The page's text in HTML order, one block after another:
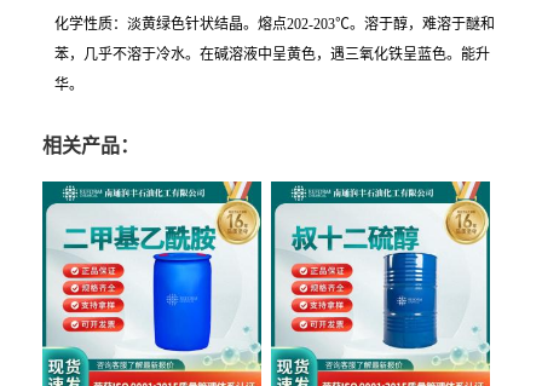
化学性质：淡黄绿色针状结晶。熔点202-203℃。溶于醇，难溶于醚和
苯，几乎不溶于冷水。在碱溶液中呈黄色，遇三氧化铁呈蓝色。能升
华。
相关产品：